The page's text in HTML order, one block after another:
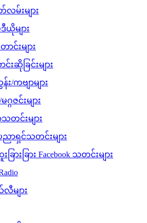
မ်းများ
များ
င်းများ
းဆိုခြင်းများ
/ကဗျာများ
ဂ္ဂဇင်းများ
တင်းများ
ာရှင်သတင်းများ
ြားခြား Facebook သတင်းများ
များ